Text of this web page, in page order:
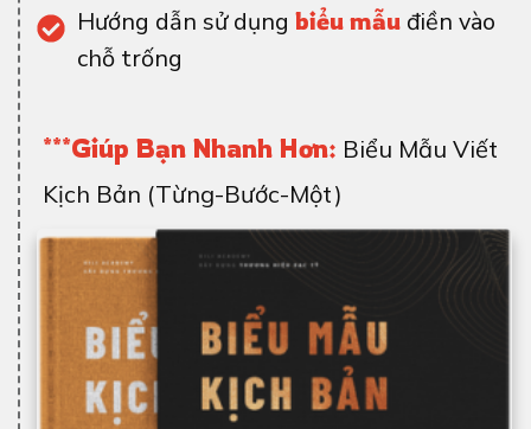
Hướng dẫn sử dụng biểu mẫu điền vào
chỗ trống
***Giúp Bạn Nhanh Hơn: Biểu Mẫu Viết
Kịch Bản (Từng-Bước-Một)